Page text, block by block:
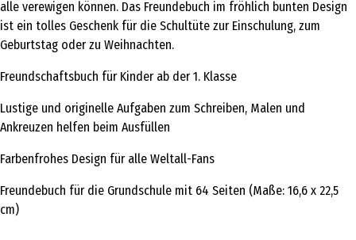
alle verewigen können. Das Freundebuch im fröhlich bunten Design
ist ein tolles Geschenk für die Schultüte zur Einschulung, zum
Geburtstag oder zu Weihnachten.
Freundschaftsbuch für Kinder ab der 1. Klasse
Lustige und originelle Aufgaben zum Schreiben, Malen und
Ankreuzen helfen beim Ausfüllen
Farbenfrohes Design für alle Weltall-Fans
Freundebuch für die Grundschule mit 64 Seiten (Maße: 16,6 x 22,5
cm)